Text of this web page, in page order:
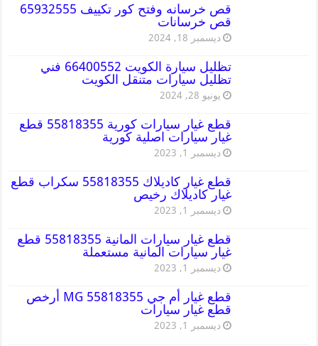
قص خرسانه وفتح كور تكييف 65932555
قص خرسانات
ديسمبر 18, 2024
تظليل سيارة الكويت 66400552 فني
تظليل سيارات متنقل الكويت
يونيو 28, 2024
قطع غيار سيارات كورية 55818355 قطع
غيار سيارات اصلية كورية
ديسمبر 1, 2023
قطع غيار كاديلاك 55818355 سكراب قطع
غيار كاديلاك رخيص
ديسمبر 1, 2023
قطع غيار سيارات المانية 55818355 قطع
غيار سيارات المانية مستعملة
ديسمبر 1, 2023
قطع غيار أم جي MG 55818355 أرخص
قطع غيار سيارات
ديسمبر 1, 2023